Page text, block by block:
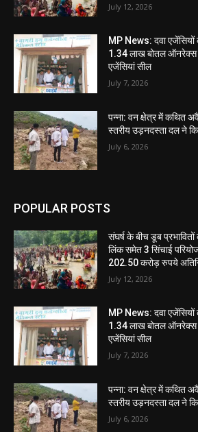
July 12, 2026
MP News: दवा एजेंसियों
1.34 लाख बोतल ऑनरेक्स
एजेंसियां सील
July 7, 2026
पन्ना: वन क्षेत्र में कथित
स्तरीय उड़नदस्ता दल ने
July 6, 2026
POPULAR POSTS
संघर्ष के बीच डूब
लिंक समेत 3 सिंचाई
202.50 करोड़ रुपये
July 12, 2026
MP News: दवा एजेंसियों
1.34 लाख बोतल ऑनरेक्स
एजेंसियां सील
July 7, 2026
पन्ना: वन क्षेत्र में कथित
स्तरीय उड़नदस्ता दल ने
July 6, 2026